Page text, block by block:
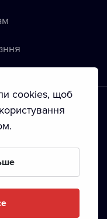
• Автoрські права
cookies, щоб